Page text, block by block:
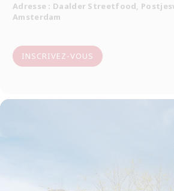
Adresse : Daalder Streetfood,
Amsterdam
INSCRIVEZ-VOUS